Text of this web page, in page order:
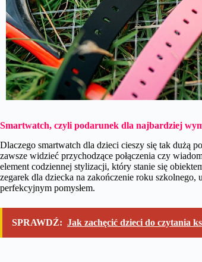
Smartwatch, czyli podarunek dla najbardziej
Dlaczego smartwatch dla dzieci cieszy się tak dużą
zawsze widzieć przychodzące połączenia czy
element codziennej stylizacji, który stanie się
zegarek dla dziecka na zakończenie roku
perfekcyjnym pomysłem.
SPRAWDŹ: Jak zachęcić dzieci do czytania